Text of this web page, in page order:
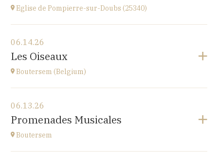
Go to site
Eglise de Pompierre-sur-Doubs (25340)
Eglise de Pompierre-sur-Doubs (25340)
3 chemin de l'église
at17H
06.14.26
Les Oiseaux
Boutersem (Belgium)
Sint-Annakerk
Roosbeek
at17H00
06.13.26
Promenades Musicales
Boutersem